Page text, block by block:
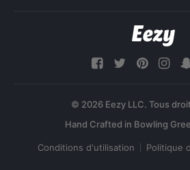
© 2026 Eezy LLC. Tous
Conditions d'utilisation Politique